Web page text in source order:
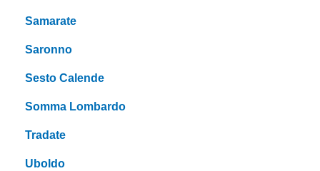
Samarate
Saronno
Sesto Calende
Somma Lombardo
Tradate
Uboldo